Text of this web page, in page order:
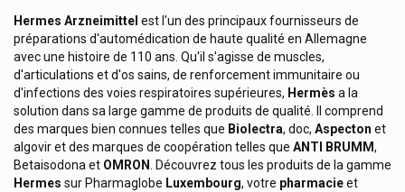
Prix attractifs
Produits vétérinaires
Vitamines et alimentation
Hermes Arzneimittel est l'un des principaux fournisseurs de
préparations d'automédication de haute qualité en Allemagne
avec une histoire de 110 ans. Qu'il s'agisse de muscles,
d'articulations et d'os sains, de renforcement immunitaire ou
d'infections des voies respiratoires supérieures, Hermès a la
solution dans sa large gamme de produits de qualité. Il comprend
des marques bien connues telles que Biolectra, doc, Aspecton et
algovir et des marques de coopération telles que ANTI BRUMM,
Betaisodona et OMRON. Découvrez tous les produits de la gamme
Hermes sur Pharmaglobe Luxembourg, votre pharmacieet
Gsil
Gsk Glaxosmithkline
Gum
Gute Laune Fruchtsaftbär Gommes
H&s Tisanes Naturelles
Haleon